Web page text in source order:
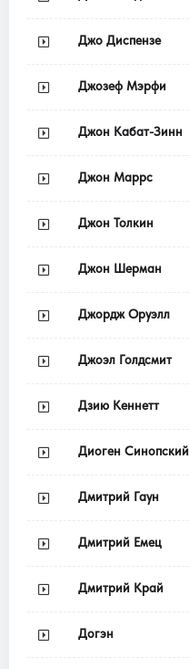
Джо Диспензе
Джозеф Мэрфи
Джон Кабат-Зинн
Джон Маррс
Джон Толкин
Джон Шерман
Джордж Оруэлл
Джоэл Голдсмит
Дзию Кеннетт
Диоген Синопский
Дмитрий Гаун
Дмитрий Емец
Дмитрий Край
Догэн